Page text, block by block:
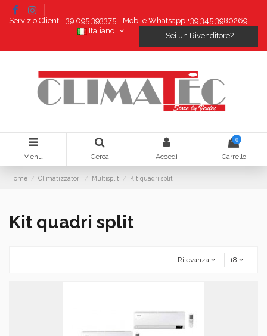
Servizio Clienti +39 095 393375 - Mobile Whatsapp +39 345 3980269
Italiano
Sei un Rivenditore?
Menu Cerca Accedi
0
Carrello
Home Climatizzatori Multisplit Kit quadri split
Kit quadri split
Rilevanza 18